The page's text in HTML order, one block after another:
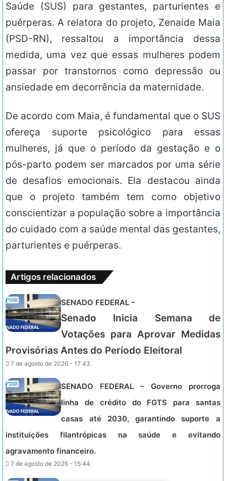
Saúde (SUS) para gestantes, parturientes e
puérperas. A relatora do projeto, Zenaide Maia
(PSD-RN), ressaltou a importância dessa
medida, uma vez que essas mulheres podem
passar por transtornos como depressão ou
ansiedade em decorrência da maternidade.
De acordo com Maia, é fundamental que o SUS
ofereça suporte psicológico para essas
mulheres, já que o período da gestação e o
pós-parto podem ser marcados por uma série
de desafios emocionais. Ela destacou ainda
que o projeto também tem como objetivo
conscientizar a população sobre a importância
do cuidado com a saúde mental das gestantes,
parturientes e puérperas.
Artigos relacionados
SENADO FEDERAL –
Senado Inicia Semana de
Votações para Aprovar Medidas
Provisórias Antes do Período Eleitoral
7 de agosto de 2026 - 17:43.
SENADO FEDERAL – Governo prorroga
linha de crédito do FGTS para santas
casas até 2030, garantindo suporte a
instituições filantrópicas na saúde e evitando
agravamento financeiro.
7 de agosto de 2026 - 15:44.